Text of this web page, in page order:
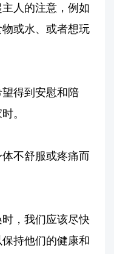
人的注意，例如
或水、或者想玩
得到安慰和陪
。
不舒服或疼痛而
，我们应该尽快
持他们的健康和